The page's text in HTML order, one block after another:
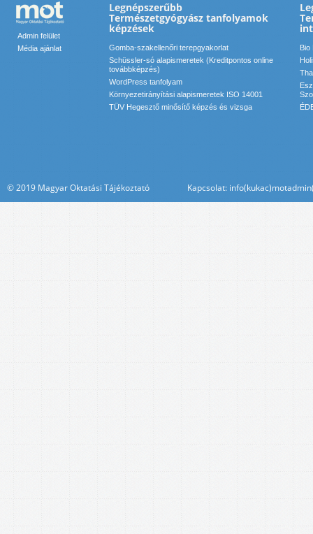
Admin felület
Média ajánlat
Legnépszerűbb
Természetgyógyász tanfolyamok
képzések
Gomba-szakellenőri terepgyakorlat
Schüssler-só alapismeretek (Kreditpontos online
továbbképzés)
WordPress tanfolyam
Környezetirányítási alapismeretek ISO 14001
TÜV Hegesztő minősítő képzés és vizsga
© 2019 Magyar Oktatási Tájékoztató Kapcsolat: